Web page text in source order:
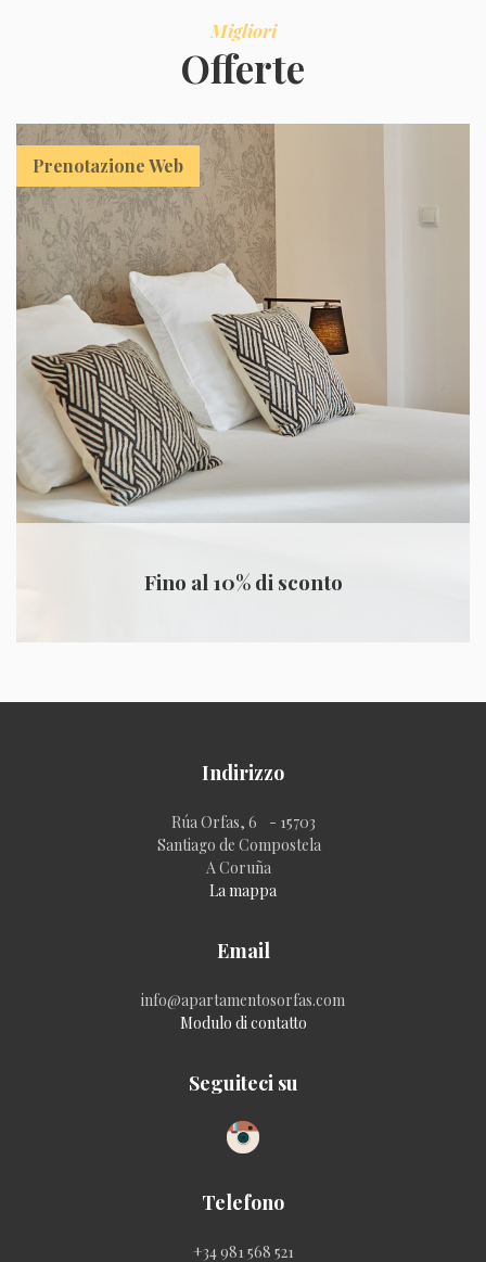
Migliori
Offerte
Fino al 10% di sconto
Prenotazione Web
Indirizzo
Rúa Orfas, 6 - 15703
Santiago de Compostela
A Coruña
La mappa
Email
info@apartamentosorfas.com
Modulo di contatto
Seguiteci su
Telefono
+34 981 568 521